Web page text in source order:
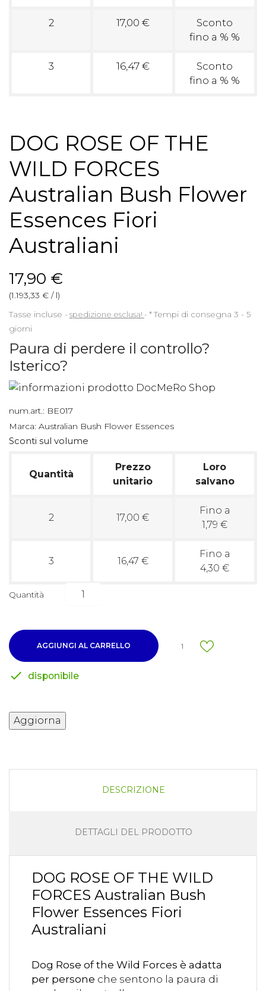
2 17,00 €
Sconto
fino a % %
3 16,47 €
Sconto
fino a % %
DOG ROSE OF THE
WILD FORCES
Australian Bush Flower
Essences Fiori
Australiani
17,90 €
(1.193,33 € / l)
Tasse incluse
spedizione esclusa! *Tempi di consegna 3 - 5
giorni
Paura di perdere il controllo?
Isterico?
num.art.: BE017
Marca: Australian Bush Flower Essences
Sconti sul volume
Quantità
Prezzo
unitario
Loro
salvano
2 17,00 €
Fino a
1,79 €
3 16,47 €
Fino a
4,30 €
Quantità
AGGIUNGI AL CARRELLO 1
 disponibile
DESCRIZIONE
DETTAGLI DEL PRODOTTO
DOG ROSE OF THE WILD
FORCES Australian Bush
Flower Essences Fiori
Australiani
Dog Rose of the Wild Forces è adatta
per persone che sentono la paura di